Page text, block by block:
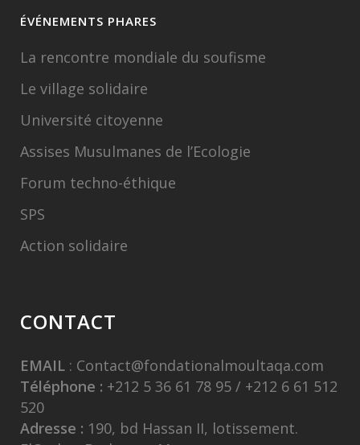
ÉVÉNEMENTS PHARES
La rencontre mondiale du soufisme
Le village solidaire
Université citoyenne
Assises Musulmanes de l’Ecologie
Forum techno-éthique
SPS
Action solidaire
CONTACT
EMAIL : Contact@fondationalmoultaqa.com
Téléphone : +212 5 36 61 78 95 / +212 6 61 512
520
Adresse : 190, bd Hassan II, lotissement.